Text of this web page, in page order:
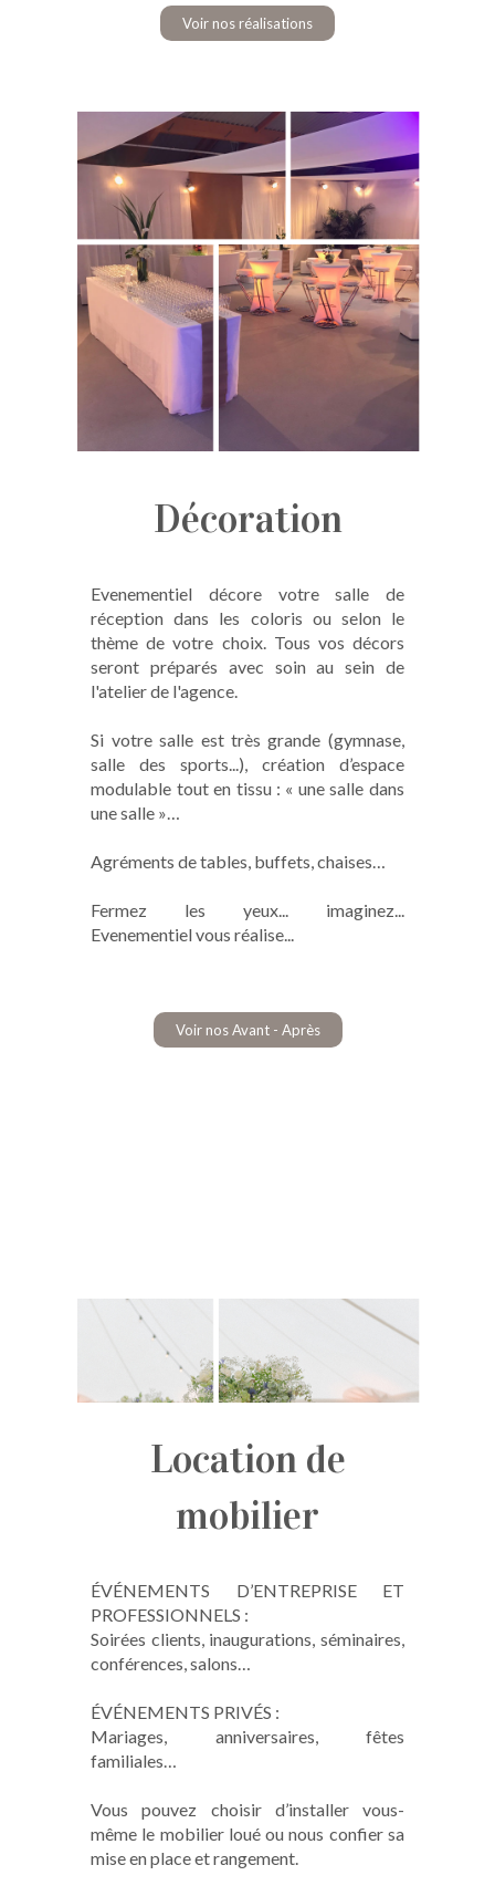
Voir nos réalisations
Décoration
Evenementiel décore votre salle de
réception dans les coloris ou selon le
thème de votre choix. Tous vos décors
seront préparés avec soin au sein de
l'atelier de l'agence.
Si votre salle est très grande (gymnase,
salle des sports...), création d’espace
modulable tout en tissu : « une salle dans
une salle »…
Agréments de tables, buffets, chaises…
Fermez les yeux... imaginez...
Evenementiel vous réalise...
Voir nos Avant - Après
Location de
mobilier
ÉVÉNEMENTS D’ENTREPRISE ET
PROFESSIONNELS :
Soirées clients, inaugurations, séminaires,
conférences, salons…
ÉVÉNEMENTS PRIVÉS :
Mariages, anniversaires, fêtes
familiales…
Vous pouvez choisir d’installer vous-
même le mobilier loué ou nous confier sa
mise en place et rangement.